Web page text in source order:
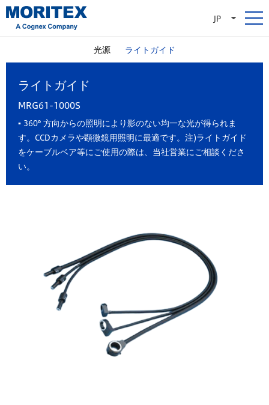
JP
光源 ライトガイド
ライトガイド
MRG61-1000S
▪ 360° 方向からの照明により影のない均一な光が得られま
す。CCDカメラや顕微鏡用照明に最適です。 注)ライトガイド
をケーブルベア等にご使用の際は、当社営業にご相談くださ
い。